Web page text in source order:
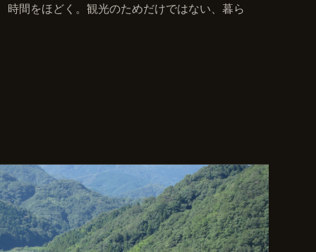
時間をほどく。観光のためだけではない、暮ら